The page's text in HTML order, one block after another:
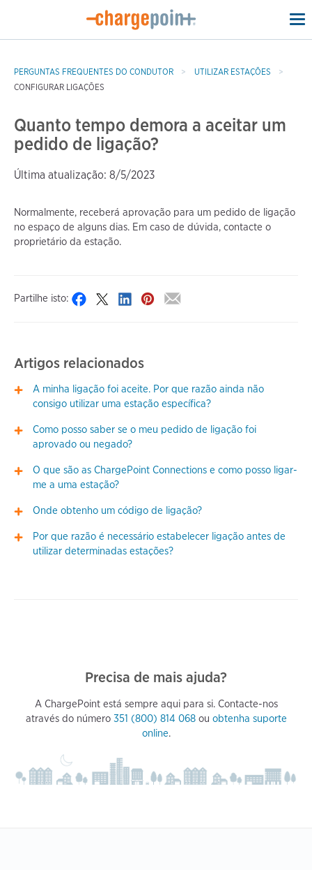
PERGUNTAS FREQUENTES DO CONDUTOR
UTILIZAR ESTAÇÕES
CONFIGURAR LIGAÇÕES
Quanto tempo demora a aceitar um
pedido de ligação?
Última atualização: 8/5/2023
Normalmente, receberá aprovação para um pedido de ligação
no espaço de alguns dias. Em caso de dúvida, contacte o
proprietário da estação.
Partilhe isto:
Artigos relacionados
A minha ligação foi aceite. Por que razão ainda não
consigo utilizar uma estação específica?
Como posso saber se o meu pedido de ligação foi
aprovado ou negado?
O que são as ChargePoint Connections e como posso ligar-
me a uma estação?
Onde obtenho um código de ligação?
Por que razão é necessário estabelecer ligação antes de
utilizar determinadas estações?
Precisa de mais ajuda?
A ChargePoint está sempre aqui para si. Contacte-nos
através do número 351 (800) 814 068ou obtenha suporte
online.